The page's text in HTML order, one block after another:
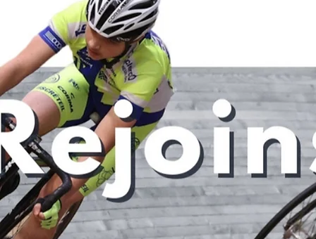
Posts récents